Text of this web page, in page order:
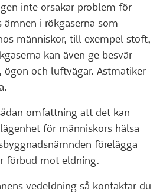
inte orsakar problem för
ämnen i rökgaserna som
människor, till exempel stoft,
kan även ge besvär
ögon och luftvägar. Astmatiker
omfattning att det kan
för människors hälsa
förelägga
förbud mot eldning.
vedeldning så kontaktar du